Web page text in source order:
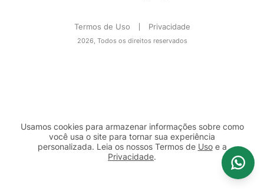
Termos de Uso Privacidade
2026, Todos os direitos reservados
Usamos cookies para armazenar informações sobre como
você usa o site para tornar sua experiência
personalizada. Leia os nossos Termos de Usoe a
Privacidade.